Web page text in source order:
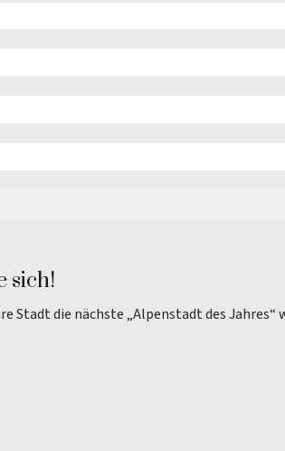
sich!
Stadt die nächste „Alpenstadt des Jahres“